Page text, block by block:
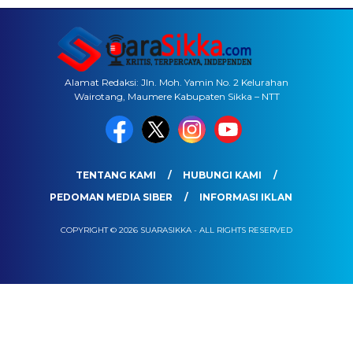
Alamat Redaksi: Jln. Moh. Yamin No. 2 Kelurahan
Wairotang, Maumere Kabupaten Sikka – NTT
TENTANG KAMI
HUBUNGI KAMI
PEDOMAN MEDIA SIBER
INFORMASI IKLAN
COPYRIGHT © 2026 SUARASIKKA - ALL RIGHTS RESERVED